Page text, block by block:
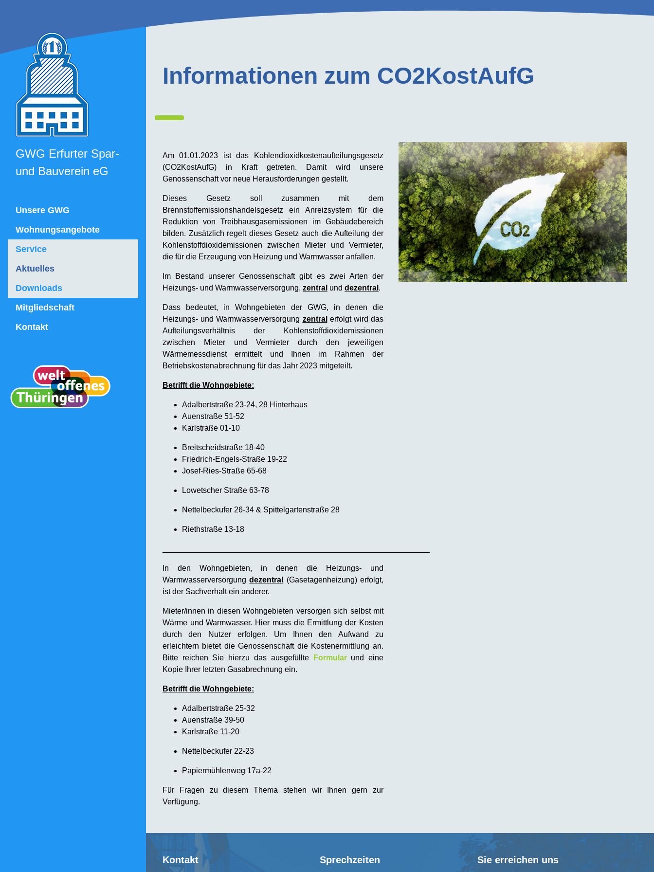
GWG Erfurter Spar-
und Bauverein eG
Unsere GWG
Wohnungsangebote
Service
Aktuelles
Downloads
Mitgliedschaft
Kontakt
Informationen zum CO2KostAufG
Am 01.01.2023 ist das Kohlendioxidkostenaufteilungsgesetz
(CO2KostAufG) in Kraft getreten. Damit wird unsere
Genossenschaft vor neue Herausforderungen gestellt.
Dieses Gesetz soll zusammen mit dem
Brennstoffemissionshandelsgesetz ein Anreizsystem für die
Reduktion von Treibhausgasemissionen im Gebäudebereich
bilden. Zusätzlich regelt dieses Gesetz auch die Aufteilung der
Kohlenstoffdioxidemissionen zwischen Mieter und Vermieter,
die für die Erzeugung von Heizung und Warmwasser anfallen.
Im Bestand unserer Genossenschaft gibt es zwei Arten der
Heizungs- und Warmwasserversorgung, zentral und dezentral .
Dass bedeutet, in Wohngebieten der GWG, in denen die
Heizungs- und Warmwasserversorgung zentral erfolgt wird das
Aufteilungsverhältnis der Kohlenstoffdioxidemissionen
zwischen Mieter und Vermieter durch den jeweiligen
Wärmemessdienst ermittelt und Ihnen im Rahmen der
Betriebskostenabrechnung für das Jahr 2023 mitgeteilt.
Betrifft die Wohngebiete:
Adalbertstraße 23-24, 28 Hinterhaus
Auenstraße 51-52
Karlstraße 01-10
Breitscheidstraße 18-40
Friedrich-Engels-Straße 19-22
Josef-Ries-Straße 65-68
Lowetscher Straße 63-78
Nettelbeckufer 26-34 & Spittelgartenstraße 28
Riethstraße 13-18
In den Wohngebieten, in denen die Heizungs- und
Warmwasserversorgungdezentral
(Gasetagenheizung) erfolgt,
ist der Sachverhalt ein anderer.
Mieter/innen in diesen Wohngebieten versorgen sich selbst mit
Wärme und Warmwasser. Hier muss die Ermittlung der Kosten
durch den Nutzer erfolgen. Um Ihnen den Aufwand zu
erleichtern bietet die Genossenschaft die Kostenermittlung an.
Bitte reichen Sie hierzu das ausgefüllte
Formularund eine
Kopie Ihrer letzten Gasabrechnung ein.
Betrifft die Wohngebiete:
Adalbertstraße 25-32
Auenstraße 39-50
Karlstraße 11-20
Nettelbeckufer 22-23
Papiermühlenweg 17a-22
Für Fragen zu diesem Thema stehen wir Ihnen gern zur
Verfügung.
Kontakt Sprechzeiten Sie erreichen uns